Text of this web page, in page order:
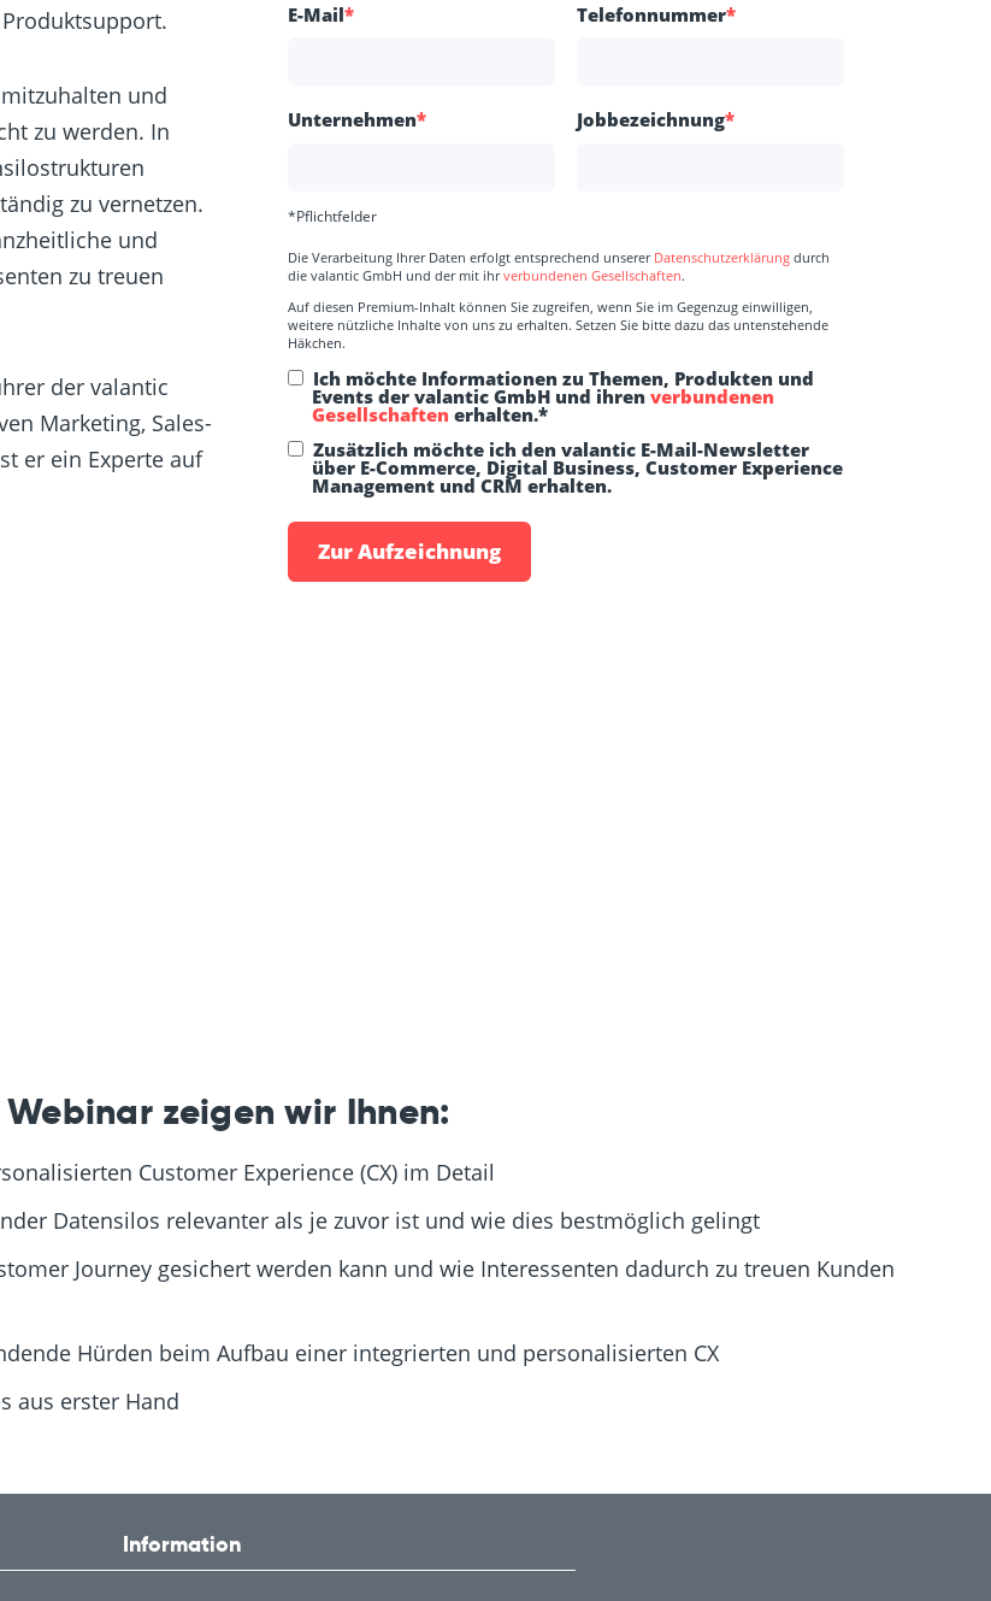
und
zu werden. In
zu vernetzen.
und
zu treuen
der valantic
Marketing, Sales-
er ein Experte auf
E-Mail* Telefonnummer*
Unternehmen* Jobbezeichnung*
*Pflichtfelder
Die Verarbeitung Ihrer Daten erfolgt entsprechend unserer Datenschutzerklärungdurch
die valantic GmbH und der mit ihrverbundenen Gesellschaften.
Auf diesen Premium-Inhalt können Sie zugreifen, wenn Sie im Gegenzug einwilligen,
weitere nützliche Inhalte von uns zu erhalten. Setzen Sie bitte dazu das untenstehende
Häkchen.
Ich möchte Informationen zu Themen, Produkten und
Events der valantic GmbH und ihrenverbundenen
Gesellschaften erhalten.*
Zusätzlich möchte ich den valantic E-Mail-Newsletter
über E-Commerce, Digital Business, Customer Experience
Management und CRM erhalten.
zeigen wir Ihnen:
Customer Experience (CX) im Detail
Datensilos relevanter als je zuvor ist und wie dies bestmöglich gelingt
Journey gesichert werden kann und wie Interessenten dadurch zu treuen Kunden
Hürden beim Aufbau einer integrierten und personalisierten CX
aus erster Hand
Information